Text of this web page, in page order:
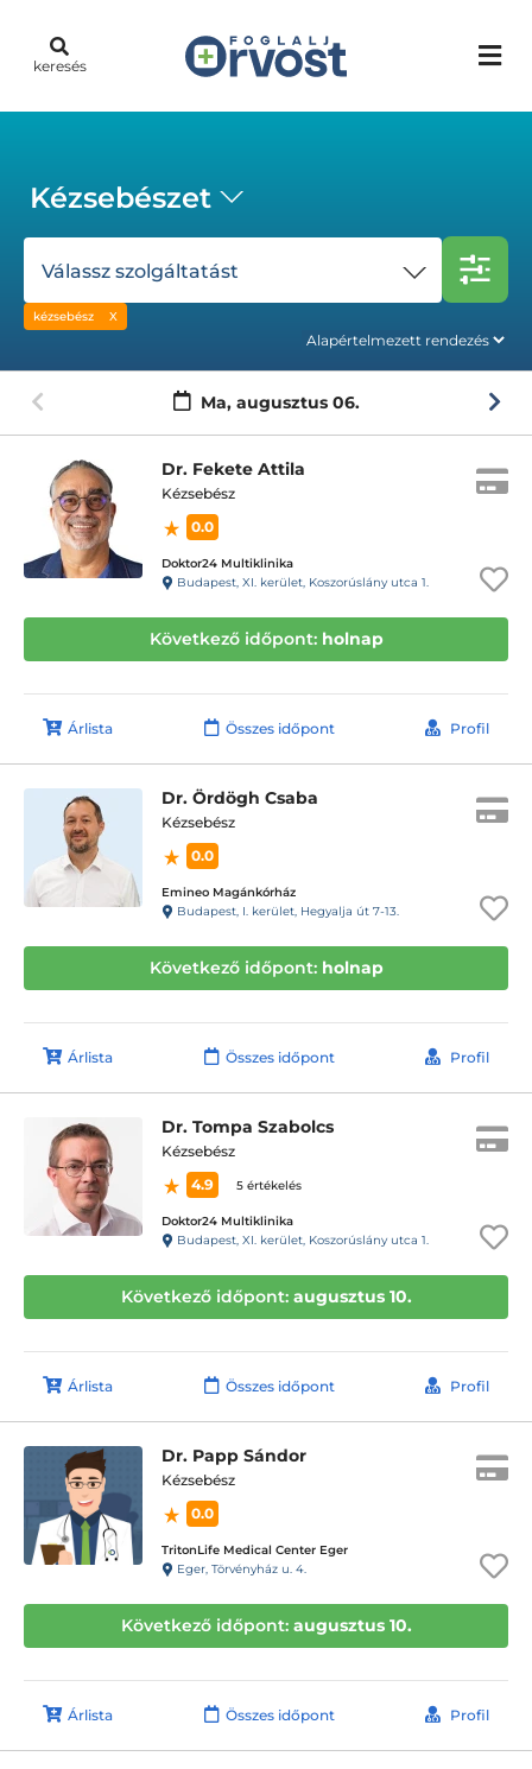
keresés
Kézsebészet
Válassz szolgáltatást
kézsebész
Ma, augusztus 06.
Dr. Fekete Attila
Kézsebész
0.0
Doktor24 Multiklinika
Budapest, XI. kerület, Koszorúslány utca 1.
Következő időpont: holnap
Árlista Összes időpont Profil
Dr. Ördögh Csaba
Kézsebész
0.0
Emineo Magánkórház
Budapest, I. kerület, Hegyalja út 7-13.
Következő időpont: holnap
Árlista Összes időpont Profil
Dr. Tompa Szabolcs
Kézsebész
4.9
5 értékelés
Doktor24 Multiklinika
Budapest, XI. kerület, Koszorúslány utca 1.
Következő időpont: augusztus 10.
Árlista Összes időpont Profil
Dr. Papp Sándor
Kézsebész
0.0
TritonLife Medical Center Eger
Eger, Törvényház u. 4.
Következő időpont: augusztus 10.
Árlista Összes időpont Profil